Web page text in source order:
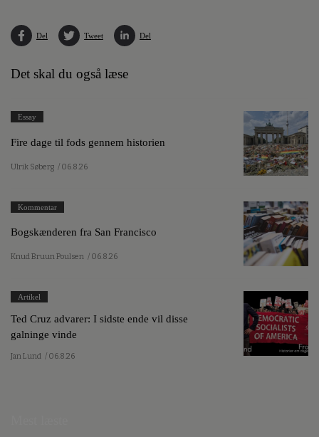
Del Tweet Del
Det skal du også læse
Essay
Fire dage til fods gennem historien
Ulrik Søberg / 06.8.26
Kommentar
Bogskænderen fra San Francisco
Knud Bruun Poulsen / 06.8.26
Artikel
Ted Cruz advarer: I sidste ende vil disse
galninge vinde
Jan Lund / 06.8.26